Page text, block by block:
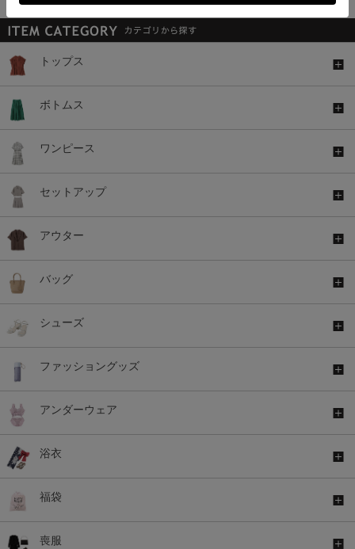
トップス
ボトムス
ワンピース
セットアップ
アウター
バッグ
シューズ
ファッショングッズ
アンダーウェア
浴衣
福袋
喪服